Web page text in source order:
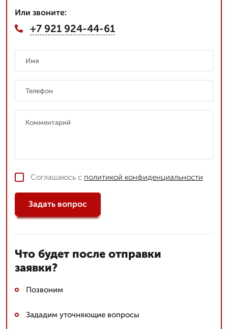
Или звоните:
+7 921 924-44-61
Соглашаюсь с политикой конфиденциальности
Задать вопрос
Что будет после отправки
заявки?
Позвоним
Зададим уточняющие вопросы